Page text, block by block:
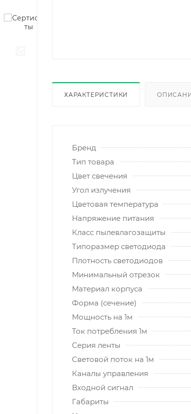
ХАРАКТЕРИСТИКИ
Бренд
Тип товара
Цвет свечения
Угол излучения
Цветовая температура
Напряжение питания
Класс пылевлагозащиты
Типоразмер светодиода
Плотность светодиодов
Минимальный отрезок
Материал корпуса
Форма (сечение)
Мощность на 1м
Ток потребления 1м
Серия ленты
Световой поток на 1м
Каналы управления
Входной сигнал
Габариты